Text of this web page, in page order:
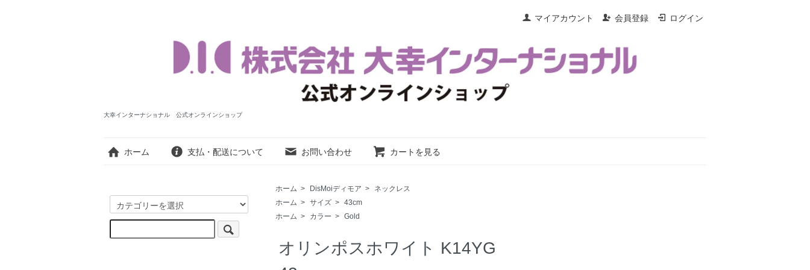
マイアカウント 会員登録 ログイン
大幸インターナショナル 公式オンラインショップ
ホーム 支払・配送について お問い合わせ カートを見る
ホーム > DisMoiディモア >
ネックレス
ホーム > サイズ > 43cm
ホーム > カラー > Gold
オリンポスホワイト K14YG